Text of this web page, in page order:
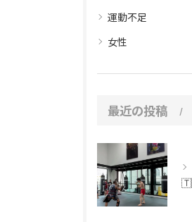
運動不足
女性
最近の投稿